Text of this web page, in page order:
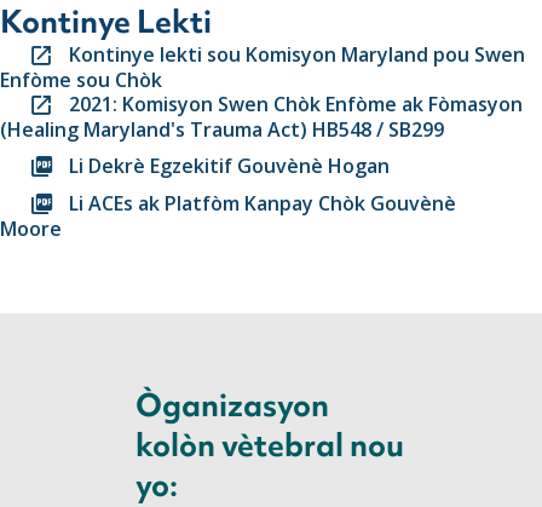
Kontinye Lekti
Kontinye lekti sou Komisyon Maryland pou Swen
Enfòme sou Chòk
2021: Komisyon Swen Chòk Enfòme ak Fòmasyon
(Healing Maryland's Trauma Act) HB548 / SB299
Li Dekrè Egzekitif Gouvènè Hogan
Li ACEs ak Platfòm Kanpay Chòk Gouvènè
Moore
Òganizasyon
kolòn vètebral nou
yo: